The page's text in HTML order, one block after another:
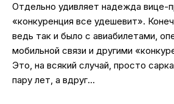
Отдельно удивляет надежда вице-
«конкуренция все удешевит».
ведь так и было с авиабилетами,
мобильной связи и другими
Это, на всякий случай, просто
пару лет, а вдруг…